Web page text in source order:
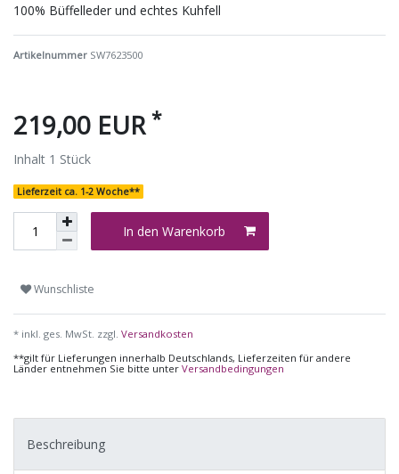
100% Büffelleder und echtes Kuhfell
Artikelnummer SW7623500
219,00 EUR *
Inhalt 1 Stück
Lieferzeit ca. 1-2 Woche**
In den Warenkorb
Wunschliste
* inkl. ges. MwSt. zzgl. Versandkosten
**gilt für Lieferungen innerhalb Deutschlands, Lieferzeiten für andere
Länder entnehmen Sie bitte unter Versandbedingungen
Beschreibung